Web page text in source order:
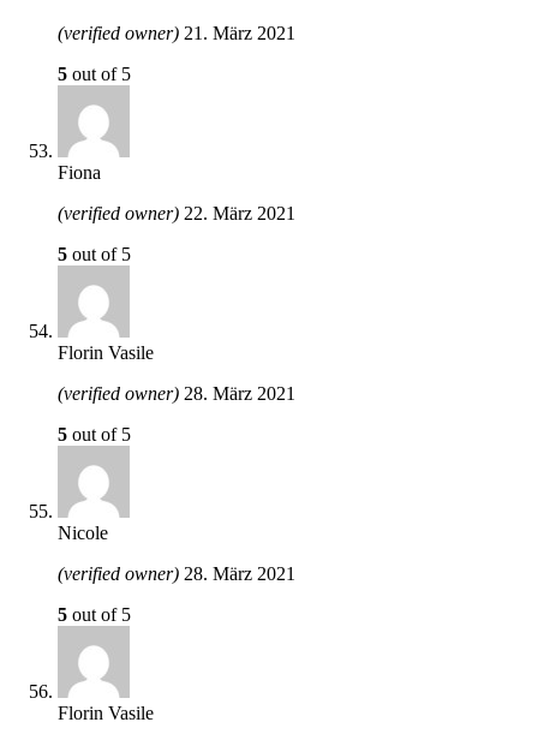
(verified owner) 21. März 2021
5 out of 5
Fiona
(verified owner) 22. März 2021
5 out of 5
Florin Vasile
(verified owner) 28. März 2021
5 out of 5
Nicole
(verified owner) 28. März 2021
5 out of 5
Florin Vasile